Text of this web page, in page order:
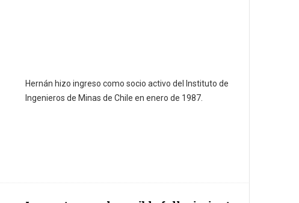
Hernán hizo ingreso como socio activo del Instituto de
Ingenieros de Minas de Chile en enero de 1987.